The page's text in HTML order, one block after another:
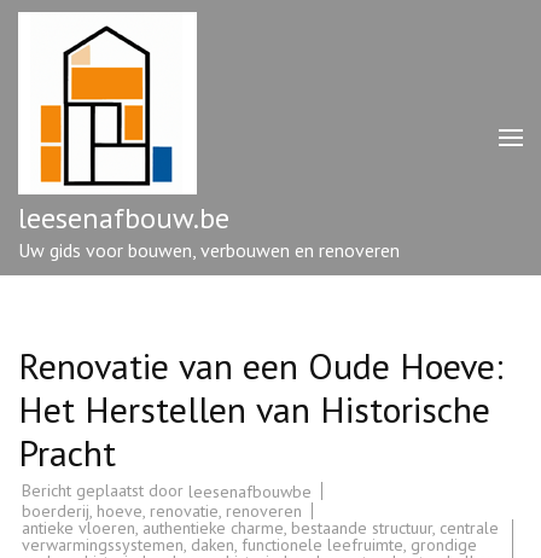
Ga
enter)
leesenafbouw.be
Uw gids voor bouwen, verbouwen en renoveren
Renovatie van een Oude Hoeve:
Het Herstellen van Historische
Pracht
Bericht geplaatst door leesenafbouwbe
boerderij, hoeve, renovatie, renoveren
antieke vloeren, authentieke charme, bestaande structuur, centrale
verwarmingssystemen, daken, functionele leefruimte, grondige